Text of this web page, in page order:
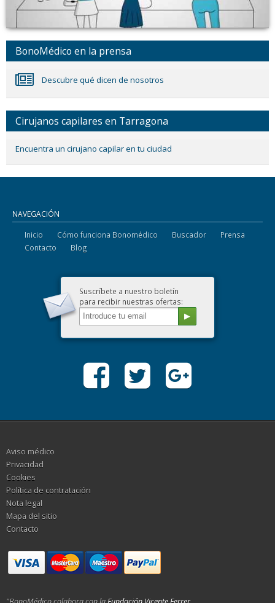
BonoMédico en la prensa
Descubre qué dicen de nosotros
Cirujanos capilares en Tarragona
Encuentra un cirujano capilar en tu ciudad
NAVEGACIÓN
Inicio Cómo funciona Bonomédico Buscador
Prensa
Contacto
Blog
Suscríbete a nuestro boletín
para recibir nuestras ofertas:
Aviso médico
Privacidad
Cookies
Política de contratación
Nota legal
Mapa del sitio
Contacto